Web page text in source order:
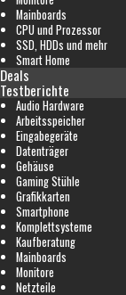
Mainboards
CPU und Prozessor
SSD, HDDs und mehr
Smart Home
Deals
Testberichte
Audio Hardware
Arbeitsspeicher
Eingabegeräte
Datenträger
Gehäuse
Gaming Stühle
Grafikkarten
Smartphone
Komplettsysteme
Kaufberatung
Mainboards
Monitore
Netzteile